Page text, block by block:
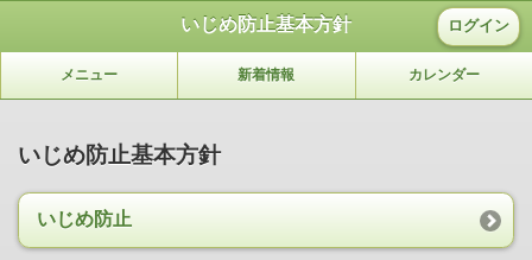
いじめ防止基本方針 ログイン
メニュー 新着情報 カレンダー
いじめ防止基本方針
いじめ防止